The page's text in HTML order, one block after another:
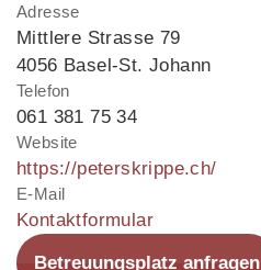
Adresse
Mittlere Strasse 79
4056 Basel-St. Johann
Telefon
061 381 75 34
Website
https://peterskrippe.ch/
E-Mail
Kontaktformular
Betreuungsplatz anfragen